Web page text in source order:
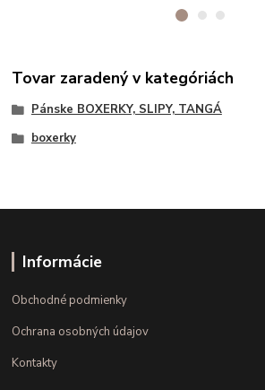
Tovar zaradený v kategóriách
Pánske BOXERKY, SLIPY, TANGÁ
boxerky
Informácie
Obchodné podmienky
Ochrana osobných údajov
Kontakty